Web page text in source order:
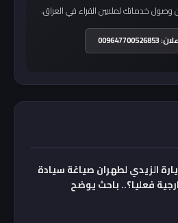
خدماتك لملايين القراء في العراق.
الزيدي لطهران صياغة سيادة
فعليا؟.. باحث يوضح